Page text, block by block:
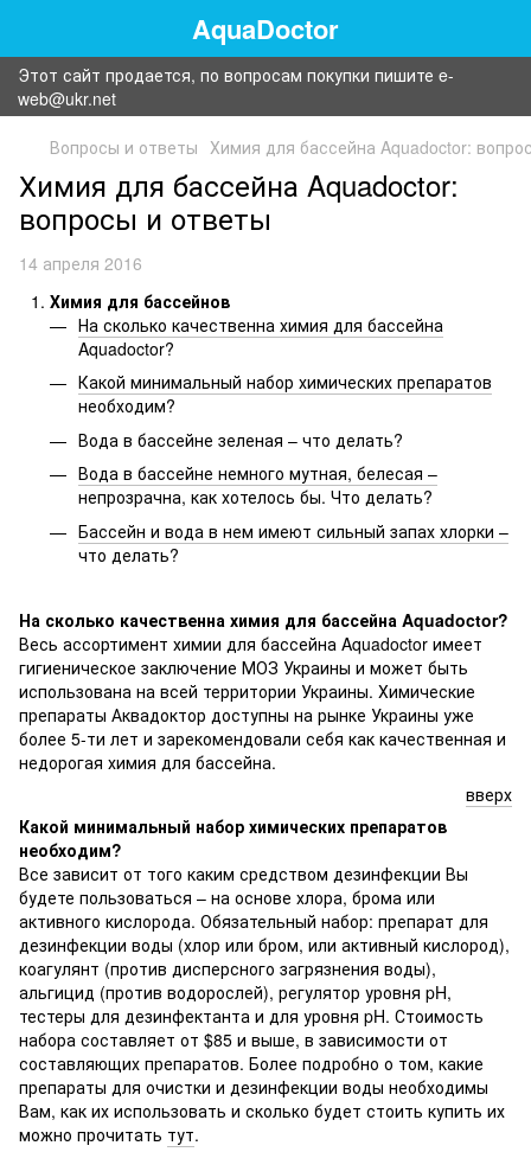
AquaDoctor
Этот сайт продается, по вопросам покупки пишите e-
web@ukr.net
Вопросы и ответы Химия для бассейна Aquadoctor:
Химия для бассейна Aquadoctor:
вопросы и ответы
14 апреля 2016
Химия для бассейнов
На сколько качественна химия для бассейна
Aquadoctor?
Какой минимальный набор химических препаратов
необходим?
Вода в бассейне зеленая – что делать?
Вода в бассейне немного мутная, белесая –
непрозрачна, как хотелось бы. Что делать?
Бассейн и вода в нем имеют сильный запах хлорки –
что делать?
На сколько качественна химия для бассейна Aquadoctor?
Весь ассортимент химии для бассейна Aquadoctor имеет
гигиеническое заключение МОЗ Украины и может быть
использована на всей территории Украины. Химические
препараты Аквадоктор доступны на рынке Украины уже
более 5-ти лет и зарекомендовали себя как качественная и
недорогая химия для бассейна.
вверх
Какой минимальный набор химических препаратов
необходим?
Все зависит от того каким средством дезинфекции Вы
будете пользоваться – на основе хлора, брома или
активного кислорода. Обязательный набор: препарат для
дезинфекции воды (хлор или бром, или активный кислород),
коагулянт (против дисперсного загрязнения воды),
альгицид (против водорослей), регулятор уровня pH,
тестеры для дезинфектанта и для уровня pH. Стоимость
набора составляет от $85 и выше, в зависимости от
составляющих препаратов. Более подробно о том, какие
препараты для очистки и дезинфекции воды необходимы
Вам, как их использовать и сколько будет стоить купить их
можно прочитать тут.